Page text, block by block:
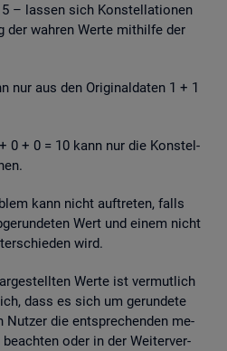
– las­sen sich Kon­stel­la­tio­nen
der wah­ren Werte mit­hil­fe der
nur aus den Ori­gi­nal­da­ten 1 + 1
0 + 0 = 10 kann nur die Kon­stel­
kann nicht auf­tre­ten, falls
Wert und einem nicht
wird.
Werte ist ver­mut­lich
dass es sich um ge­run­de­te
Nut­zer die ent­spre­chen­den me­
oder in der Wei­ter­ver­